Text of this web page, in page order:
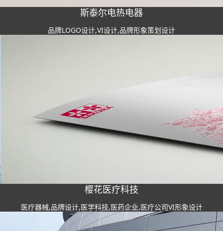
斯泰尔电热电器
品牌LOGO设计,VI设计,品牌形象策划设计
樱花医疗科技
医疗器械,品牌设计,医学科技,医药企业,医疗公司VI形象设计